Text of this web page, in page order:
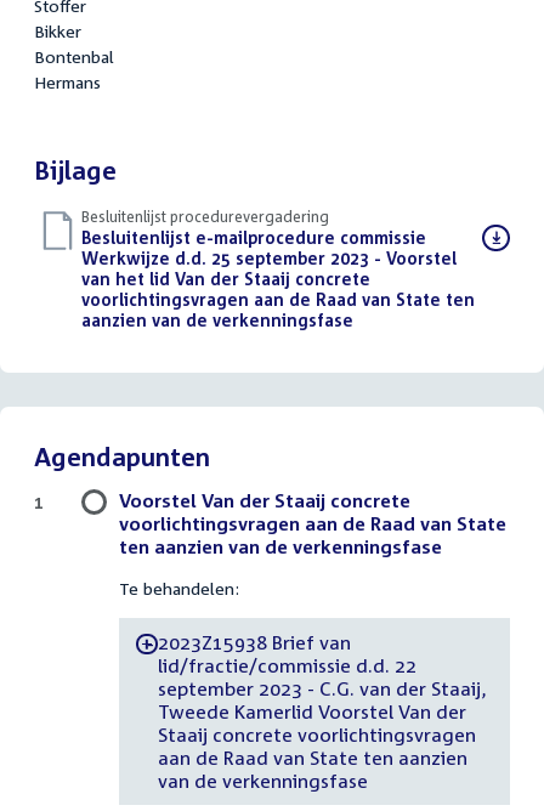
Stoffer
Bikker
Bontenbal
Hermans
Bijlage
Besluitenlijst procedurevergadering
Download
bestand:
Besluitenlijst e-mailprocedure commissie
Werkwijze d.d. 25 september 2023 - Voorstel
van het lid Van der Staaij concrete
voorlichtingsvragen aan de Raad van State ten
aanzien van de verkenningsfase
Agendapunten
Voorstel Van der Staaij concrete
voorlichtingsvragen aan de Raad van State
ten aanzien van de verkenningsfase
Te behandelen:
-2023Z15938 Brief van
lid/fractie/commissie d.d. 22
september 2023 - C.G. van der Staaij,
Tweede Kamerlid Voorstel Van der
Staaij concrete voorlichtingsvragen
aan de Raad van State ten aanzien
van de verkenningsfase
1